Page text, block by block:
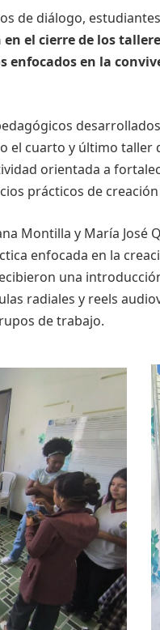
de diálogo,
el cierre de los
enfocados en la
el cuarto y último taller
orientada a
prácticos de
Montilla y María José
enfocada en la
una
radiales y reels
de trabajo.